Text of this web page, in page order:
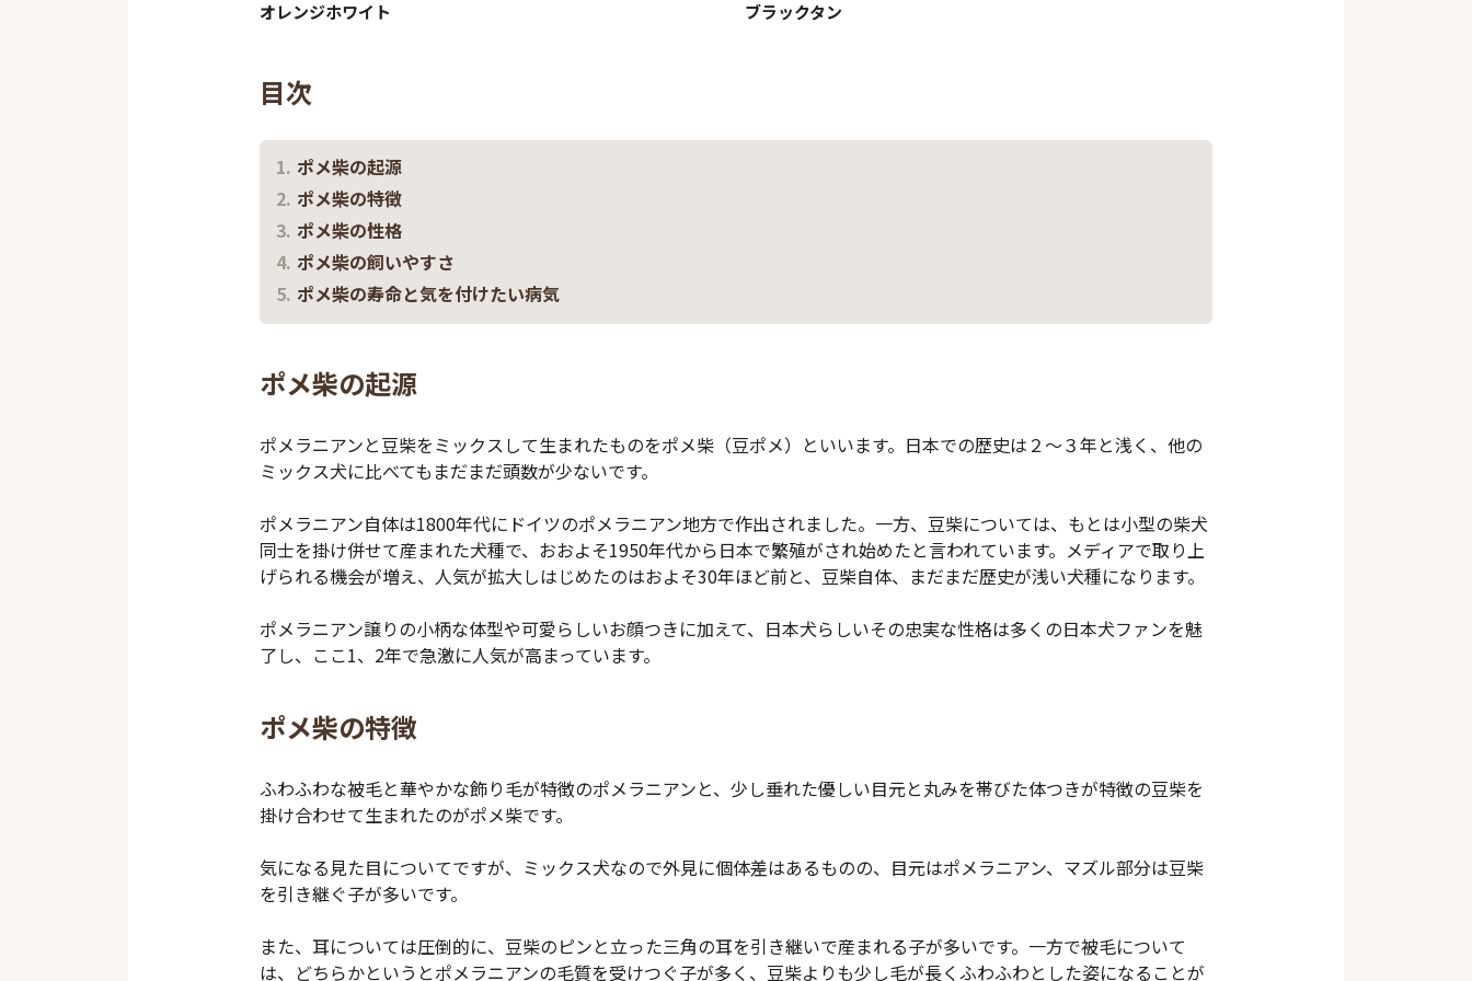
オレンジホワイト ブラックタン
目次
ポメ柴の起源
ポメ柴の特徴
ポメ柴の性格
ポメ柴の飼いやすさ
ポメ柴の寿命と気を付けたい病気
ポメ柴の起源
ポメラニアンと豆柴をミックスして生まれたものをポメ柴（豆ポメ）といいます。日本での歴史は２～３年と浅く、他の
ミックス犬に比べてもまだまだ頭数が少ないです。
ポメラニアン自体は1800年代にドイツのポメラニアン地方で作出されました。一方、豆柴については、もとは小型の柴犬
同士を掛け併せて産まれた犬種で、おおよそ1950年代から日本で繁殖がされ始めたと言われています。メディアで取り上
げられる機会が増え、人気が拡大しはじめたのはおよそ30年ほど前と、豆柴自体、まだまだ歴史が浅い犬種になります。
ポメラニアン譲りの小柄な体型や可愛らしいお顔つきに加えて、日本犬らしいその忠実な性格は多くの日本犬ファンを魅
了し、ここ1、2年で急激に人気が高まっています。
ポメ柴の特徴
ふわふわな被毛と華やかな飾り毛が特徴のポメラニアンと、少し垂れた優しい目元と丸みを帯びた体つきが特徴の豆柴を
掛け合わせて生まれたのがポメ柴です。
気になる見た目についてですが、ミックス犬なので外見に個体差はあるものの、目元はポメラニアン、マズル部分は豆柴
を引き継ぐ子が多いです。
また、耳については圧倒的に、豆柴のピンと立った三角の耳を引き継いで産まれる子が多いです。一方で被毛について
は、どちらかというとポメラニアンの毛質を受けつぐ子が多く、豆柴よりも少し毛が長くふわふわとした姿になることが